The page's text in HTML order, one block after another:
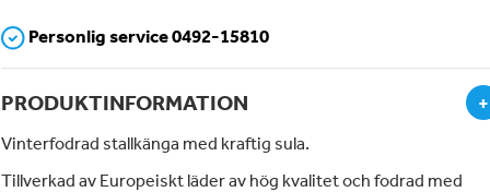
Personlig service 0492-15810
PRODUKTINFORMATION +
Vinterfodrad stallkänga med kraftig sula.
Tillverkad av Europeiskt läder av hög kvalitet och fodrad med